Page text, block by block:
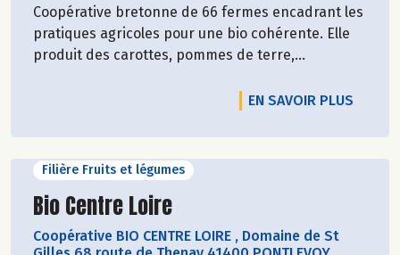
Coopérative bretonne de 66 fermes encadrant les
pratiques agricoles pour une bio cohérente. Elle
produit des carottes, pommes de terre,...
EN SAVOIR PLUS
Filière Fruits et légumes
Découvrir le producteur
Bio Centre Loire
Coopérative BIO CENTRE LOIRE , Domaine de St